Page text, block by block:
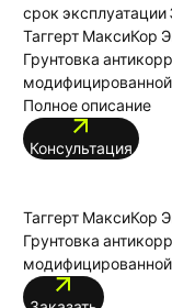
срок эксплуатации
Таггерт МаксиКор
Грунтовка
Полное описание
Консультация
Таггерт МаксиКор
Грунтовка